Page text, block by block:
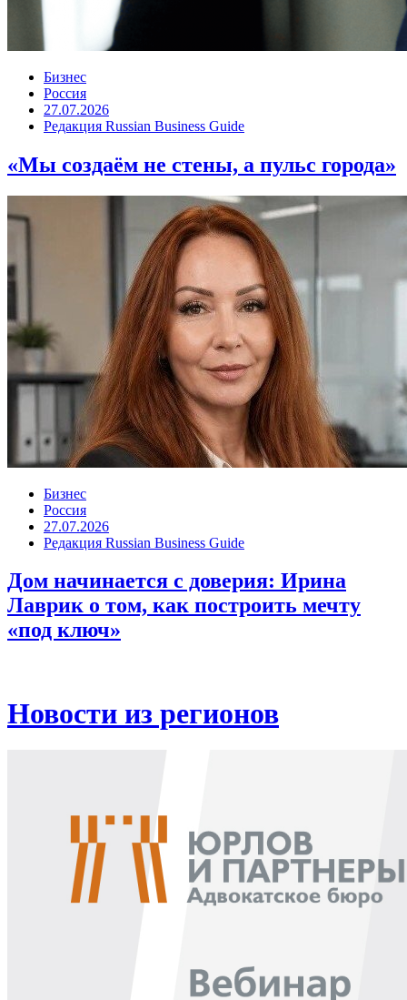
Бизнес
Россия
27.07.2026
Редакция Russian Business Guide
«Мы создаём не стены, а пульс города»
Бизнес
Россия
27.07.2026
Редакция Russian Business Guide
Дом начинается с доверия: Ирина
Лаврик о том, как построить мечту
«под ключ»
Новости из регионов